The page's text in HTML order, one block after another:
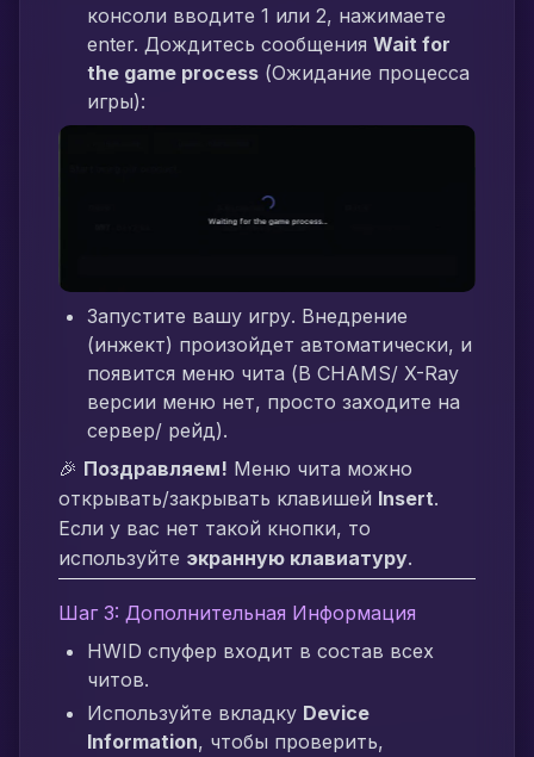
консоли вводите 1 или 2, нажимаете
enter. Дождитесь сообщения Wait for
the game process (Ожидание процесса
игры):
Запустите вашу игру. Внедрение
(инжект) произойдет автоматически, и
появится меню чита (В CHAMS/ X-Ray
версии меню нет, просто заходите на
сервер/ рейд).
🎉 Поздравляем! Меню чита можно
открывать/закрывать клавишей Insert.
Если у вас нет такой кнопки, то
используйте экранную клавиатуру.
Шаг 3: Дополнительная Информация
HWID спуфер входит в состав всех
читов.
Используйте вкладку Device
Information, чтобы проверить,